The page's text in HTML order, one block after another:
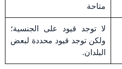
متاحة
لا توجد قيود على الجنسية؛
ولكن توجد قيود محددة لبعض
البلدان.